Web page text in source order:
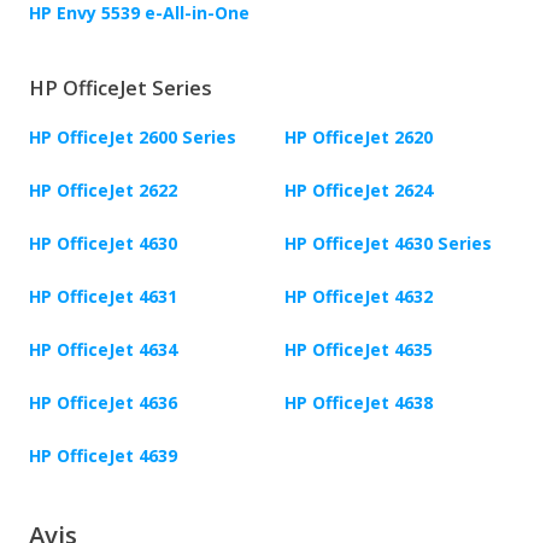
HP Envy 5539 e-All-in-One
HP OfficeJet Series
HP OfficeJet 2600 Series HP OfficeJet 2620
HP OfficeJet 2622 HP OfficeJet 2624
HP OfficeJet 4630 HP OfficeJet 4630 Series
HP OfficeJet 4631 HP OfficeJet 4632
HP OfficeJet 4634 HP OfficeJet 4635
HP OfficeJet 4636 HP OfficeJet 4638
HP OfficeJet 4639
Avis